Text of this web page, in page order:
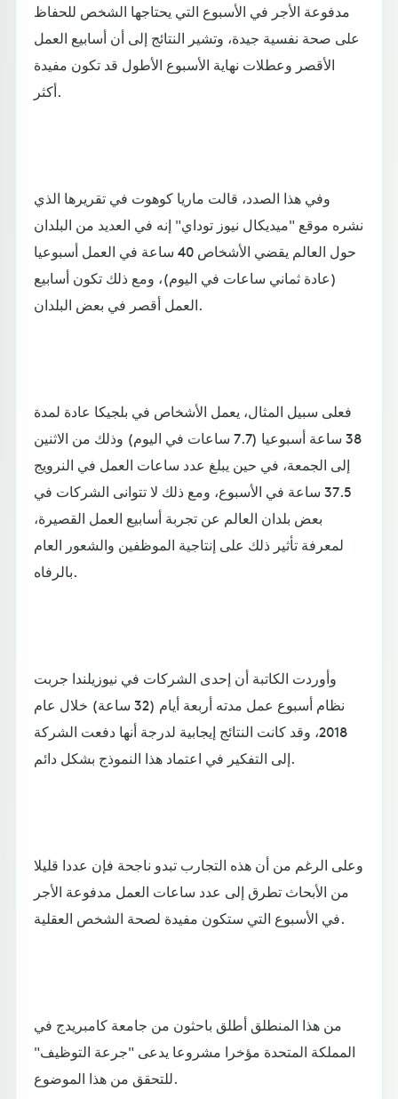
مدفوعة الأجر في الأسبوع التي يحتاجها الشخص للحفاظ
على صحة نفسية جيدة، وتشير النتائج إلى أن أسابيع العمل
الأقصر وعطلات نهاية الأسبوع الأطول قد تكون مفيدة
أكثر.
وفي هذا الصدد، قالت ماريا كوهوت في تقريرها الذي
نشره موقع "ميديكال نيوز توداي" إنه في العديد من البلدان
حول العالم يقضي الأشخاص 40 ساعة في العمل أسبوعيا
(عادة ثماني ساعات في اليوم)، ومع ذلك تكون أسابيع
العمل أقصر في بعض البلدان.
فعلى سبيل المثال، يعمل الأشخاص في بلجيكا عادة لمدة
38 ساعة أسبوعيا (7.7 ساعات في اليوم) وذلك من الاثنين
إلى الجمعة، في حين يبلغ عدد ساعات العمل في النرويج
37.5 ساعة في الأسبوع، ومع ذلك لا تتوانى الشركات في
بعض بلدان العالم عن تجربة أسابيع العمل القصيرة،
لمعرفة تأثير ذلك على إنتاجية الموظفين والشعور العام
بالرفاه.
وأوردت الكاتبة أن إحدى الشركات في نيوزيلندا جربت
نظام أسبوع عمل مدته أربعة أيام (32 ساعة) خلال عام
2018، وقد كانت النتائج إيجابية لدرجة أنها دفعت الشركة
إلى التفكير في اعتماد هذا النموذج بشكل دائم.
وعلى الرغم من أن هذه التجارب تبدو ناجحة فإن عددا قليلا
من الأبحاث تطرق إلى عدد ساعات العمل مدفوعة الأجر
في الأسبوع التي ستكون مفيدة لصحة الشخص العقلية.
من هذا المنطلق أطلق باحثون من جامعة كامبريدج في
المملكة المتحدة مؤخرا مشروعا يدعى "جرعة التوظيف"
للتحقق من هذا الموضوع.